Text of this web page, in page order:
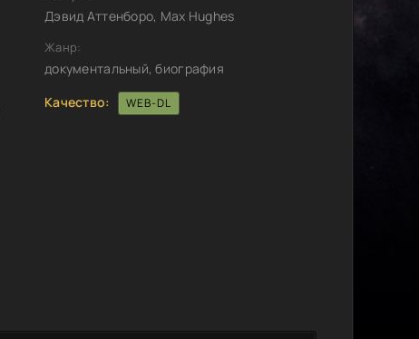
Дэвид Аттенборо, Max Hughes
Жанр:
документальный, биография
Качество:
WEB-DL